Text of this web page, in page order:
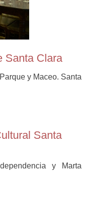
Santa Clara
y Maceo. Santa
Santa
y Marta